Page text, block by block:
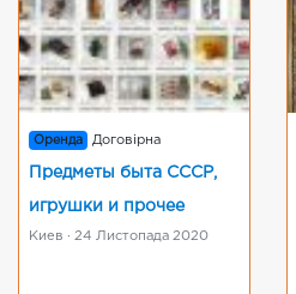
Оренда Договірна
Предметы быта СССР,
игрушки и прочее
Киев · 24 Листопада 2020